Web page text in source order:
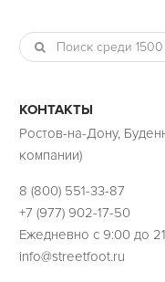
КОНТАКТЫ
Ростов-на-Дону,
компании)
8 (800) 551-33-87
+7 (977) 902-17-50
Ежедневно с 9:00 до
info@streetfoot.ru